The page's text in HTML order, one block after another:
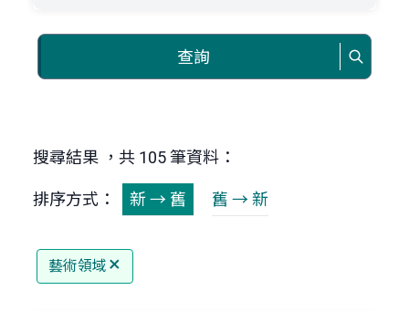
查詢
搜尋結果 ，共 105 筆資料：
排序方式： 新 → 舊 舊 → 新
藝術領域